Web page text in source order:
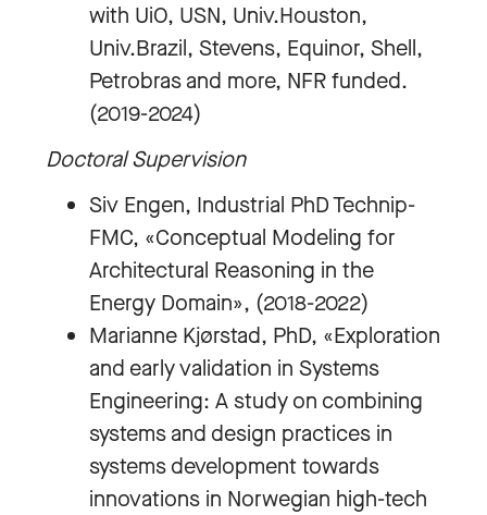
with UiO, USN, Univ.Houston,
Univ.Brazil, Stevens, Equinor, Shell,
Petrobras and more, NFR funded.
(2019-2024)
Doctoral Supervision
Siv Engen, Industrial PhD Technip-
FMC, «Conceptual Modeling for
Architectural Reasoning in the
Energy Domain», (2018-2022)
Marianne Kjørstad, PhD, «Exploration
and early validation in Systems
Engineering: A study on combining
systems and design practices in
systems development towards
innovations in Norwegian high-tech